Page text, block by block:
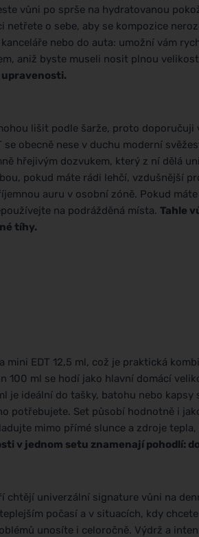
vůni po sprše na hydratovanou
netřete o sebe, aby se kompozice
nebo do auta: umožní vám
aniž byste museli nosit plnou
lišit podle šarže, proto
obecně nese v duchu moderní
hřejivým dozvukem, který z ní dělá
pokud máte rádi lehčí, vzdušnější
auru v osobní zóně. Pokud
na podrážděná místa. Tahle
tíhy.
mini EDT 12,5 ml, což je praktická
100 ml se hodí jako hlavní domácí
je ideální do tašky, batohu nebo
potřebujete. Set působí hodnotně i
mimo přímé slunce a zdroje
v jednom setu znamenají pohodlí:
chtějí univerzální signature vůni na
počasí a v situacích, kdy
unosíte i celoročně. Výdrž a